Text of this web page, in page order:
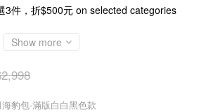
3件，折$500元 on selected categories
Show more
豹包-滿版白白黑色款